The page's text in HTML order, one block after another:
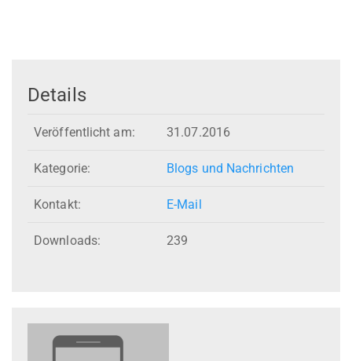
Details
Veröffentlicht am: 31.07.2016
Kategorie: Blogs und Nachrichten
Kontakt: E-Mail
Downloads: 239